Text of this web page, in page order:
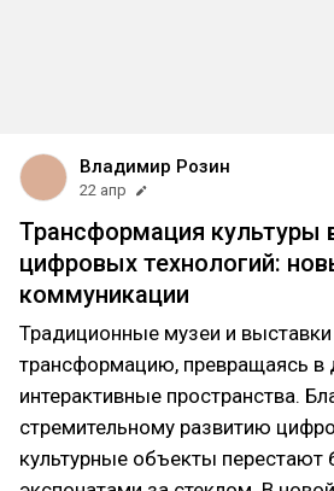
Владимир Розин
22 апр
Трансформация культуры
цифровых технологий:
коммуникации
Традиционные музеи и
трансформацию, превращаясь в
интерактивные пространства.
стремительному развитию
культурные объекты перестают